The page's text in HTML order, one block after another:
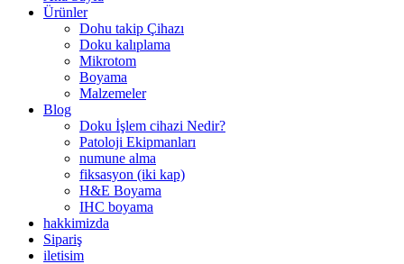
Ürünler
Dohu takip Çihazı
Doku kalıplama
Mikrotom
Boyama
Malzemeler
Blog
Doku İşlem cihazi Nedir?
Patoloji Ekipmanları
numune alma
fiksasyon (iki kap)
H&E Boyama
IHC boyama
hakkimizda
Sipariş
iletisim